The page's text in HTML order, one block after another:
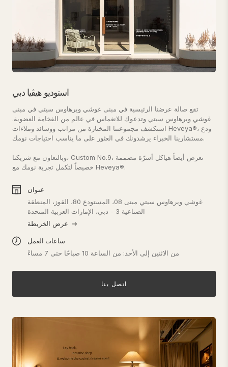
استوديو هيڤيا دبي
تقع صالة عرضنا الرئيسية في مبنى غوشي ويرهاوس سيتي في مبنى
غوشي ويرهاوس سيتي وتدعوك للانغماس في عالم من الفخامة العضوية.
استكشف مجموعتنا المختارة من مراتب ووسائد وملاءات Heveya®، ودع
مستشارينا الخبراء يرشدونك في العثور على ما يناسب احتياجات نومك.
وبالتعاون مع شريكنا، Custom No.9، نعرض أيضاً هياكل أسرّة مصممة
خصيصاً لتكمل تجربة نومك مع Heveya®.
عنوان
غوشي ويرهاوس سيتي مبنى 08، المستودع 80، القوز، المنطقة
الصناعية 3 - دبي، الإمارات العربية المتحدة
عرض الخريطة
ساعات العمل
من الاثنين إلى الأحد: من الساعة 10 صباحًا حتى 7 مساءً
اتصل بنا